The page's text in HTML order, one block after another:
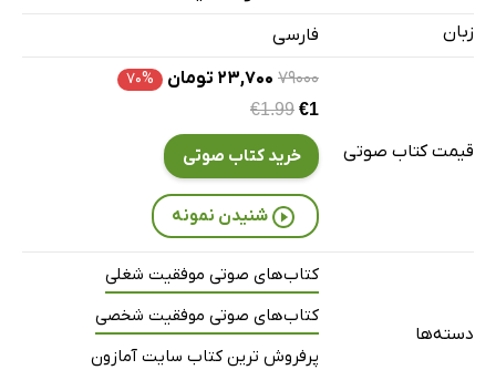
زبان
فارسی
قیمت کتاب صوتی
۷۹۰۰۰ ۲۳,۷۰۰ تومان ۷۰%
€1.99 €1
خرید کتاب صوتی
شنیدن نمونه
دسته‌ها
کتاب‌های صوتی موفقیت شغلی
کتاب‌های صوتی موفقیت شخصی
پرفروش ترین کتاب سایت آمازون